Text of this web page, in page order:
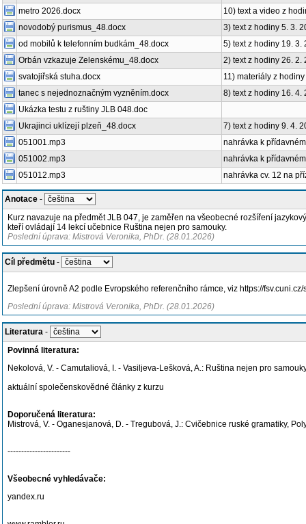
metro 2026.docx
10) text a video z
novodobý purismus_48.docx
3) text z hodiny 5. 3.
od mobilů k telefonním budkám_48.docx
5) text z hodiny 19. 3.
Orbán vzkazuje Zelenskému_48.docx
2) text z hodiny 26. 2.
svatojiřská stuha.docx
11) materiály z
tanec s nejednoznačným vyzněním.docx
8) text z hodiny 16. 4.
Ukázka testu z ruštiny JLB 048.doc
Ukrajinci uklízejí plzeň_48.docx
7) text z hodiny 9. 4.
051001.mp3
nahrávka k
051002.mp3
nahrávka k
051012.mp3
nahrávka cv. 12 na
Anotace -
Kurz navazuje na předmět JLB 047, je zaměřen na všeobecné rozšíření
kteří ovládají 14 lekcí učebnice Ruština nejen pro samouky.
Poslední úprava: Mistrová Veronika, PhDr. (28.01.2026)
Cíl předmětu -
Zlepšení úrovně A2 podle Evropského referenčního rámce, viz https://
Poslední úprava: Mistrová Veronika, PhDr. (28.01.2026)
Literatura -
Povinná literatura:
Nekolová, V. - Camutaliová, I. - Vasiljeva-Lešková, A.: Ruština nejen pro
aktuální společenskovědné články z kurzu
Doporučená literatura:
Mistrová, V. - Oganesjanová, D. - Tregubová, J.: Cvičebnice ruské gramatiky,
-----------------------
Všeobecné vyhledávače:
yandex.ru